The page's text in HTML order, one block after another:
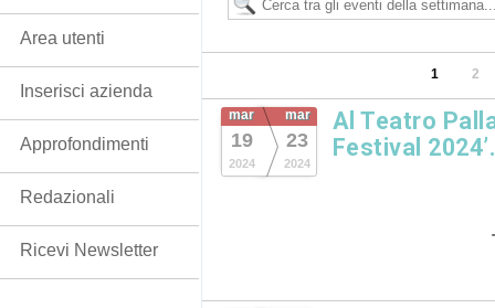
1 2
mar
19
2024
mar
23
2024
Al Teatro
Festival
Area utenti
Inserisci azienda
Approfondimenti
Redazionali
Ricevi Newsletter